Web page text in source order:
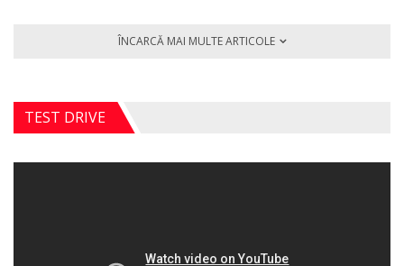
ÎNCARCĂ MAI MULTE ARTICOLE
TEST DRIVE